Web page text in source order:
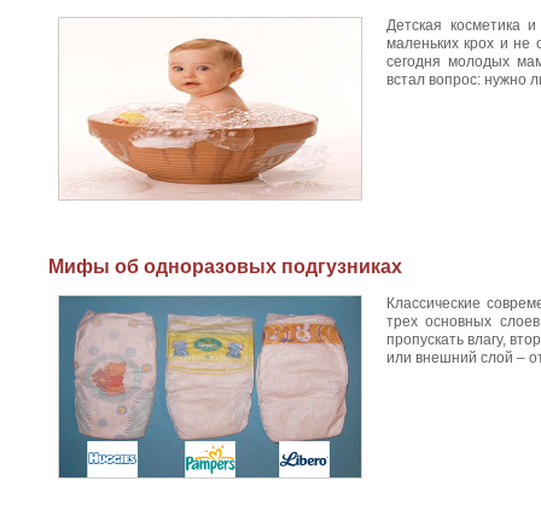
Детская косметика
маленьких крох и не
сегодня молодых
встал вопрос: нужно
Мифы об одноразовых подгузниках
Классические
трех основных
пропускать влагу,
или внешний слой –